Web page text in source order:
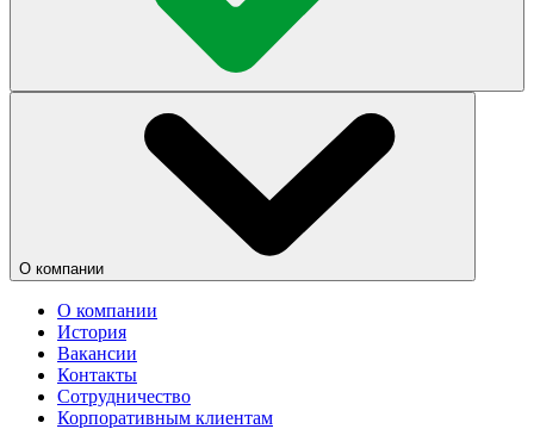
О компании
О компании
История
Вакансии
Контакты
Сотрудничество
Корпоративным клиентам